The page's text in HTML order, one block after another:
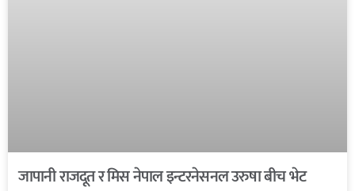
जापानी राजदूत र मिस नेपाल इन्टरनेसनल उरुषा बीच भेट